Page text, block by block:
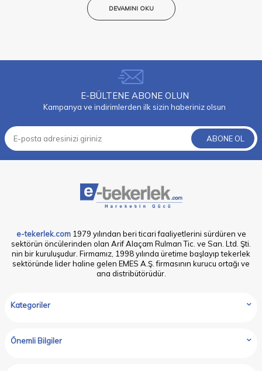
DEVAMINI OKU
E-BÜLTENE ABONE OLUN
Kampanya ve indirimlerden ilk sizin haberiniz olsun
ABONE OL
e-tekerlek.com1979 yılından beri ticari faaliyetlerini sürdüren ve
sektörün öncülerinden olan Arif Alaçam Rulman Tic. ve San. Ltd. Şti.
nin bir kuruluşudur. Firmamız, 1998 yılında üretime başlayıp tekerlek
sektöründe lider haline gelen EMES A.Ş. firmasının kurucu ortağı ve
ana distribütörüdür.
Kategoriler
Önemli Bilgiler